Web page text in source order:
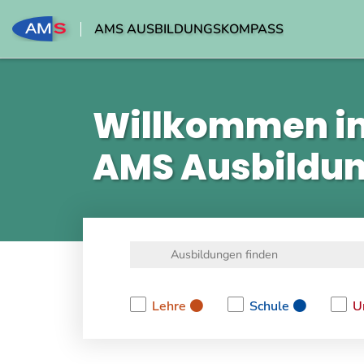
AMS AUSBILDUNGSKOMPASS
Willkommen
AMS
Lehre
Schule